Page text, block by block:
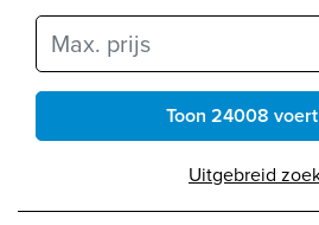
Max. prijs
Toon 24008
Uitgebreid